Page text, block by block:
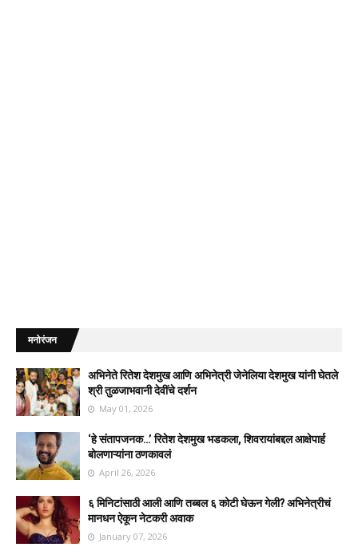
मनोरंजन
अभिनेते रितेश देशमुख आणि अभिनेत्री जेनेलिया देशमुख यांनी घेतले
श्री तुळजाभवानी देवींचे दर्शन
May 01, 2026
‘हे संतापजनक…’ रितेश देशमुख भडकला, शिवरायांबद्दल आक्षेपार्ह
बोलणाऱ्यांना ठणकावलं
April 26, 2026
६ मिनिटांसाठी आली आणि तब्बल ६ कोटी घेऊन गेली? अभिनेत्रीचं
मानधन ऐकून नेटकरी अवाक
January 07, 2026